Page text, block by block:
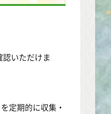
認いただけま
定期的に収集・